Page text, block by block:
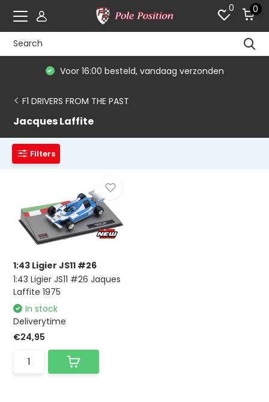
0 0
Voor 16:00 besteld, vandaag verzonden
F1 DRIVERS FROM THE PAST
Jacques Laffite
Filters
1:43 Ligier JS11 #26
1:43 Ligier JS11 #26 Jaques
Laffite 1975
In stock
Deliverytime
€24,95